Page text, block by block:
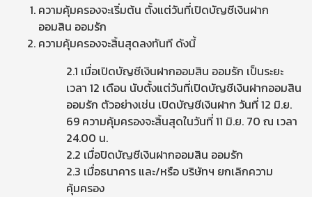
ความคุ้มครองจะเริ่มต้น ตั้งแต่วันที่เปิดบัญชีเงินฝาก
ออมสิน ออมรัก
ความคุ้มครองจะสิ้นสุดลงทันที ดังนี้
2.1 เมื่อเปิดบัญชีเงินฝากออมสิน ออมรัก เป็นระยะ
เวลา 12 เดือน นับตั้งแต่วันที่เปิดบัญชีเงินฝากออมสิน
ออมรัก ตัวอย่างเช่น เปิดบัญชีเงินฝาก วันที่ 12 มิ.ย.
69 ความคุ้มครองจะสิ้นสุดในวันที่ 11 มิ.ย. 70 ณ เวลา
24.00 น.
2.2 เมื่อปิดบัญชีเงินฝากออมสิน ออมรัก
2.3 เมื่อธนาคาร และ/หรือ บริษัทฯ ยกเลิกความ
คุ้มครอง